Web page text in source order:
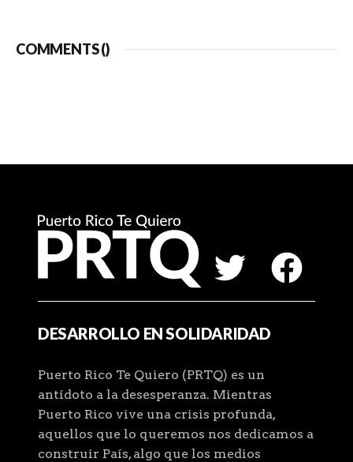
COMMENTS ()
DESARROLLO EN SOLIDARIDAD
Puerto Rico Te Quiero (PRTQ) es un
antídoto a la desesperanza. Mientras
Puerto Rico vive una crisis profunda,
aquellos que lo queremos nos dedicamos a
construir País, algo que los medios